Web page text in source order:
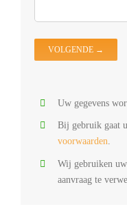
Uw gegevens
Bij gebruik gaat
voorwaarden.
Wij gebruiken
aanvraag te